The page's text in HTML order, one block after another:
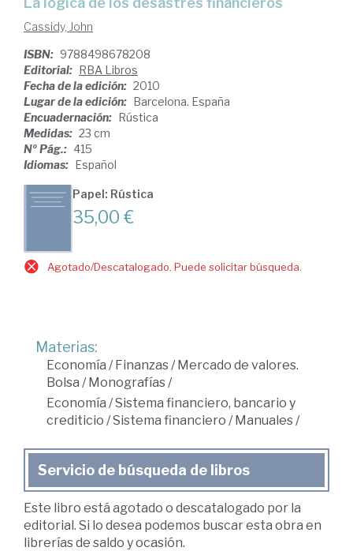
Cassidy, John
ISBN: 9788498678208
Editorial: RBA Libros
Fecha de la edición: 2010
Lugar de la edición: Barcelona. España
Encuadernación: Rústica
Medidas: 23 cm
Nº Pág.: 415
Idiomas: Español
Papel: Rústica
35,00 €
Agotado/Descatalogado. Puede solicitar búsqueda.
Materias:
Economía /Finanzas /Mercado de valores.
Bolsa /Monografías /
Economía /Sistema financiero, bancario y
crediticio /Sistema financiero /Manuales /
Servicio de búsqueda de libros
Este libro está agotado o descatalogado por la
editorial. Si lo desea podemos buscar esta obra en
librerías de saldo y ocasión.